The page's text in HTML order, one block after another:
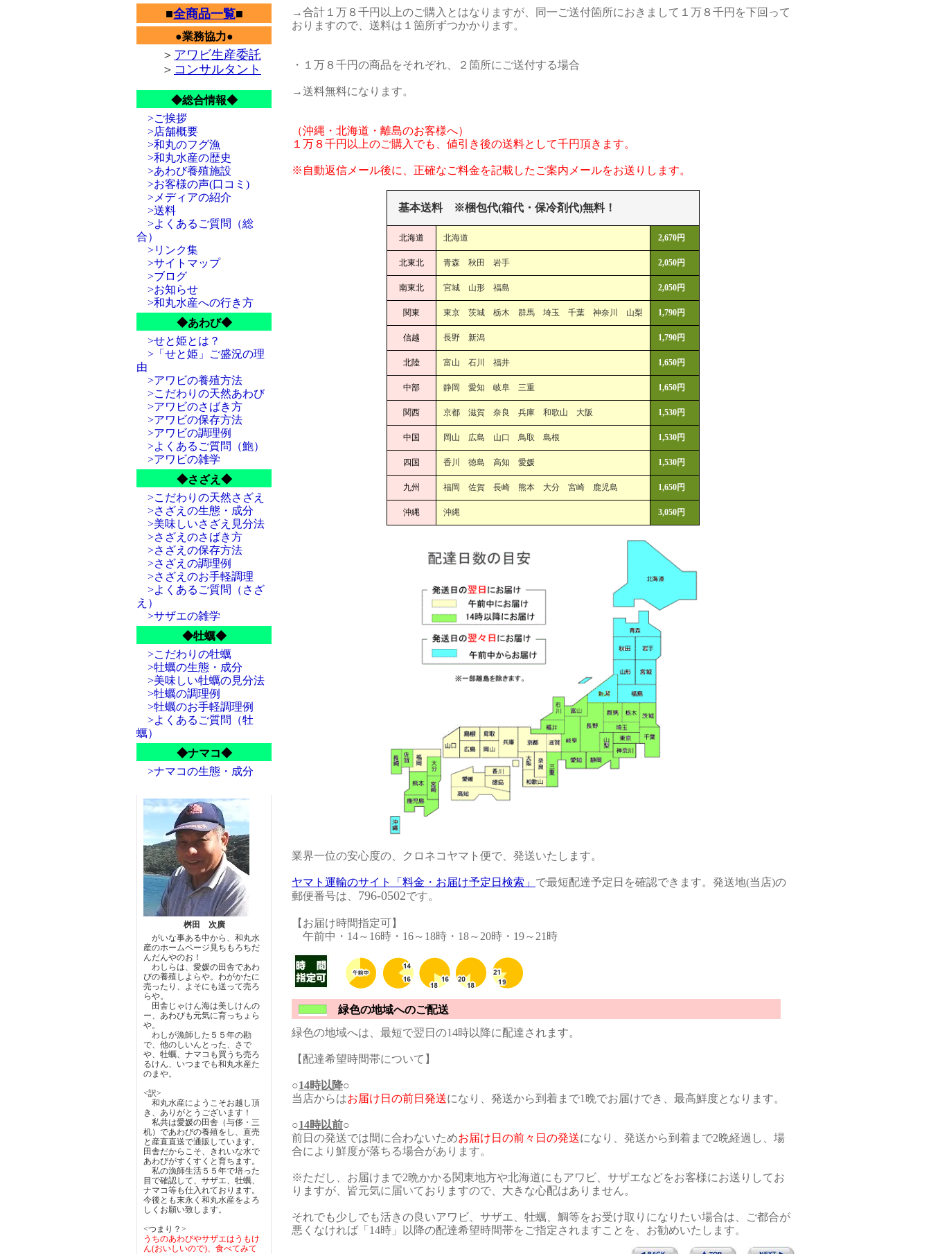
■全商品一覧■
●業務協力●
＞ アワビ生産委託
＞ コンサルタント
◆総合情報◆
>ご挨拶
>店舗概要
>和丸のフグ漁
>和丸水産の歴史
>あわび養殖施設
>お客様の声(口コミ)
>メディアの紹介
>送料
>よくあるご質問（総
合）
>リンク集
>サイトマップ
>ブログ
>お知らせ
>和丸水産への行き方
◆あわび◆
>せと姫とは？
>「せと姫」ご盛況の理
由
>アワビの養殖方法
>こだわりの天然あわび
>アワビのさばき方
>アワビの保存方法
>アワビの調理例
>よくあるご質問（鮑）
>アワビの雑学
◆さざえ◆
>こだわりの天然さざえ
>さざえの生態・成分
>美味しいさざえ見分法
>さざえのさばき方
>さざえの保存方法
>さざえの調理例
>さざえのお手軽調理
>よくあるご質問（さざ
え）
>サザエの雑学
◆牡蠣◆
>こだわりの牡蠣
>牡蠣の生態・成分
>美味しい牡蠣の見分法
>牡蠣の調理例
>牡蠣のお手軽調理例
>よくあるご質問（牡
蠣）
◆ナマコ◆
>ナマコの生態・成分
桝田 次廣
がいな事ある中から、和丸水
産のホームページ見ちもろちだ
んだんやのお！
わしらは、愛媛の田舎であわ
びの養殖しよらや。わがかたに
売ったり、よそにも送って売ろ
らや。
田舎じゃけん海は美しけんの
ー、あわびも元気に育っちょら
や。
わしが漁師した５５年の勘
で、他のしいんとった、さで
や、牡蠣、ナマコも買うち売ろ
るけん、いつまでも和丸水産た
のまや。
<訳>
和丸水産にようこそお越し頂
き、ありがとうございます！
私共は愛媛の田舎（与侈・三
机）であわびの養殖をし、直売
と産直直送で通販しています。
田舎だからこそ、きれいな水で
あわびがすくすくと育ちます。
私の漁師生活５５年で培った
目で確認して、サザエ、牡蠣、
ナマコ等も仕入れております。
今後とも末永く和丸水産をよろ
しくお願い致します。
<つまり？>
うちのあわびやサザエはうもけ
ん(おいしいので)、食べてみて
→合計１万８千円以上のご購入とはなりますが、同一ご送付箇所におきまして１万８千円を下回って
おりますので、送料は１箇所ずつかかります。
・１万８千円の商品をそれぞれ、２箇所にご送付する場合
→送料無料になります。
（沖縄・北海道・離島のお客様へ）
１万８千円以上のご購入でも、値引き後の送料として千円頂きます。
※自動返信メール後に、正確なご料金を記載したご案内メールをお送りします。
基本送料 ※梱包代(箱代・保冷剤代)無料！
北海道 北海道 2,670円
北東北 青森 秋田 岩手 2,050円
南東北 宮城 山形 福島 2,050円
関東 東京 茨城 栃木 群馬 埼玉 千葉 神奈川 山梨 1,790円
信越 長野 新潟 1,790円
北陸 富山 石川 福井 1,650円
中部 静岡 愛知 岐阜 三重 1,650円
関西 京都 滋賀 奈良 兵庫 和歌山 大阪 1,530円
中国 岡山 広島 山口 鳥取 島根 1,530円
四国 香川 徳島 高知 愛媛 1,530円
九州 福岡 佐賀 長崎 熊本 大分 宮崎 鹿児島 1,650円
沖縄 沖縄 3,050円
業界一位の安心度の、クロネコヤマト便で、発送いたします。
ヤマト運輸のサイト「料金・お届け予定日検索」 で最短配達予定日を確認できます。発送地(当店)の
郵便番号は、 796-0502です。
【お届け時間指定可】
午前中・14～16時・16～18時・18～20時・19～21時
緑色の地域へのご配送
緑色の地域へは、最短で翌日の14時以降に配達されます。
【配達希望時間帯について】
○14時以降○
当店からはお届け日の前日発送になり、発送から到着まで1晩でお届けでき、最高鮮度となります。
○14時以前○
前日の発送では間に合わないためお届け日の前々日の発送になり、発送から到着まで2晩経過し、場
合により鮮度が落ちる場合があります。
※ただし、お届けまで2晩かかる関東地方や北海道にもアワビ、サザエなどをお客様にお送りしてお
りますが、皆元気に届いておりますので、大きな心配はありません。
それでも少しでも活きの良いアワビ、サザエ、牡蠣、鯛等をお受け取りになりたい場合は、ご都合が
悪くなければ「14時」以降の配達希望時間帯をご指定されますことを、お勧めいたします。